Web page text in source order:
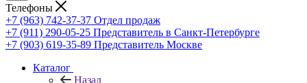
Телефоны
+7 (963) 742-37-37 Отдел продаж
+7 (911) 290-05-25 Представитель в Санкт-Петербурге
+7 (903) 619-35-89 Представитель Москве
Каталог
Назад